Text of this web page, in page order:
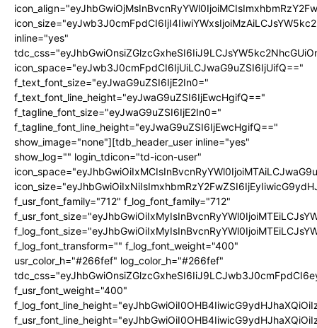
inline="yes"
icon_space="eyJwb3J0cmFpdCI6IjUiLCJwaG9uZSI6IjUifQ=="
f_text_font_size="eyJwaG9uZSI6IjE2In0="
f_text_font_line_height="eyJwaG9uZSI6IjEwcHgifQ=="
f_tagline_font_size="eyJwaG9uZSI6IjE2In0="
f_tagline_font_line_height="eyJwaG9uZSI6IjEwcHgifQ=="
show_image="none"][tdb_header_user inline="yes"
show_log="" login_tdicon="td-icon-user"
f_usr_font_family="712" f_log_font_family="712"
f_log_font_transform="" f_log_font_weight="400"
usr_color_h="#266fef" log_color_h="#266fef"
f_usr_font_weight="400"